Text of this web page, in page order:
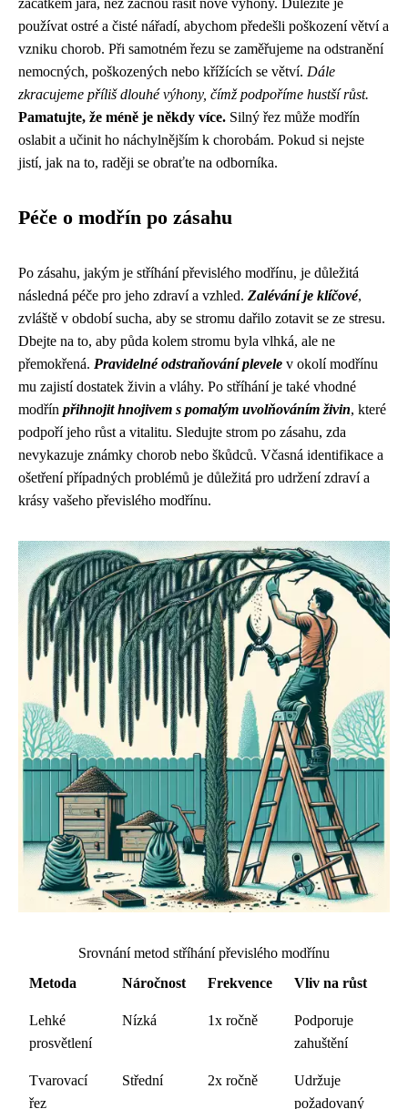
začátkem jara, než začnou rašit nové výhony. Důležité je
používat ostré a čisté nářadí, abychom předešli poškození větví a
vzniku chorob. Při samotném řezu se zaměřujeme na odstranění
nemocných, poškozených nebo křížících se větví. Dále
zkracujeme příliš dlouhé výhony, čímž podpoříme hustší růst.
Pamatujte, že méně je někdy více. Silný řez může modřín
oslabit a učinit ho náchylnějším k chorobám. Pokud si nejste
jistí, jak na to, raději se obraťte na odborníka.
Péče o modřín po zásahu
Po zásahu, jakým je stříhání převislého modřínu, je důležitá
následná péče pro jeho zdraví a vzhled. Zalévání je klíčové,
zvláště v období sucha, aby se stromu dařilo zotavit se ze stresu.
Dbejte na to, aby půda kolem stromu byla vlhká, ale ne
přemokřená. Pravidelné odstraňování plevele v okolí modřínu
mu zajistí dostatek živin a vláhy. Po stříhání je také vhodné
modřín přihnojit hnojivem s pomalým uvolňováním živin, které
podpoří jeho růst a vitalitu. Sledujte strom po zásahu, zda
nevykazuje známky chorob nebo škůdců. Včasná identifikace a
ošetření případných problémů je důležitá pro udržení zdraví a
krásy vašeho převislého modřínu.
Srovnání metod stříhání převislého modřínu
Metoda
Náročnost Frekvence Vliv na růst
Lehké
prosvětlení
Nízká 1x ročně
Podporuje
zahuštění
Tvarovací
řez
Střední 2x ročně
Udržuje
požadovaný